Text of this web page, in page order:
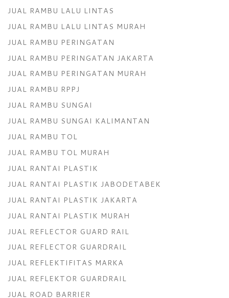
JUAL RAMBU LALU LINTAS
JUAL RAMBU LALU LINTAS MURAH
JUAL RAMBU PERINGATAN
JUAL RAMBU PERINGATAN JAKARTA
JUAL RAMBU PERINGATAN MURAH
JUAL RAMBU RPPJ
JUAL RAMBU SUNGAI
JUAL RAMBU SUNGAI KALIMANTAN
JUAL RAMBU TOL
JUAL RAMBU TOL MURAH
JUAL RANTAI PLASTIK
JUAL RANTAI PLASTIK JABODETABEK
JUAL RANTAI PLASTIK JAKARTA
JUAL RANTAI PLASTIK MURAH
JUAL REFLECTOR GUARD RAIL
JUAL REFLECTOR GUARDRAIL
JUAL REFLEKTIFITAS MARKA
JUAL REFLEKTOR GUARDRAIL
JUAL ROAD BARRIER